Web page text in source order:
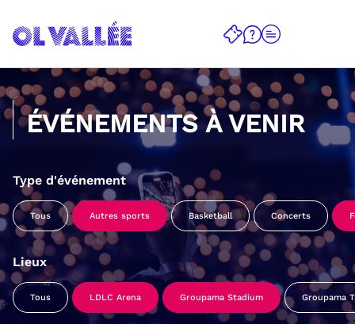
ÉVÉNEMENTS À VENIR
Type d'événement
Tous Autres sports Basketball Concerts
Lieux
Tous LDLC Arena Groupama Stadium Groupama